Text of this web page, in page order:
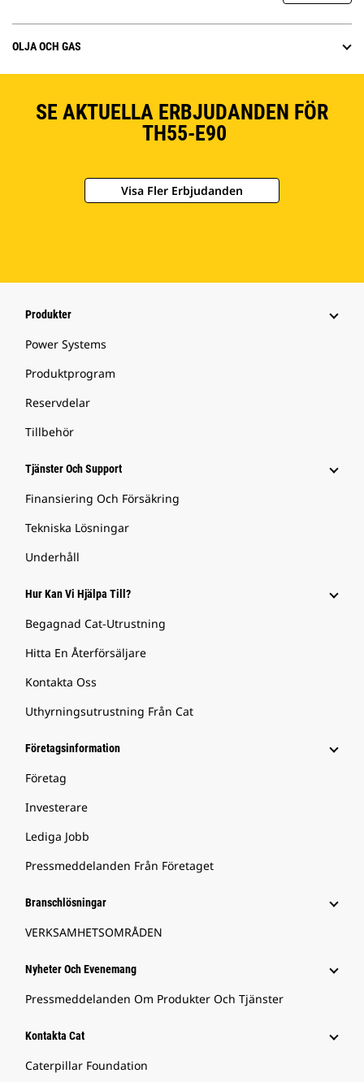
OLJA OCH GAS
SE AKTUELLA ERBJUDANDEN FÖR
TH55-E90
Visa Fler Erbjudanden
Produkter
Power Systems
Produktprogram
Reservdelar
Tillbehör
Tjänster Och Support
Finansiering Och Försäkring
Tekniska Lösningar
Underhåll
Hur Kan Vi Hjälpa Till?
Begagnad Cat-Utrustning
Hitta En Återförsäljare
Kontakta Oss
Uthyrningsutrustning Från Cat
Företagsinformation
Företag
Investerare
Lediga Jobb
Pressmeddelanden Från Företaget
Branschlösningar
VERKSAMHETSOMRÅDEN
Nyheter Och Evenemang
Pressmeddelanden Om Produkter Och Tjänster
Kontakta Cat
Caterpillar Foundation